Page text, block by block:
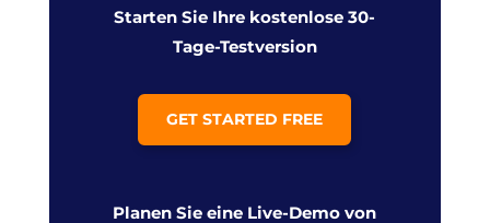
Starten Sie Ihre kostenlose 30-
Tage-Testversion
GET STARTED FREE
Planen Sie eine Live-Demo von